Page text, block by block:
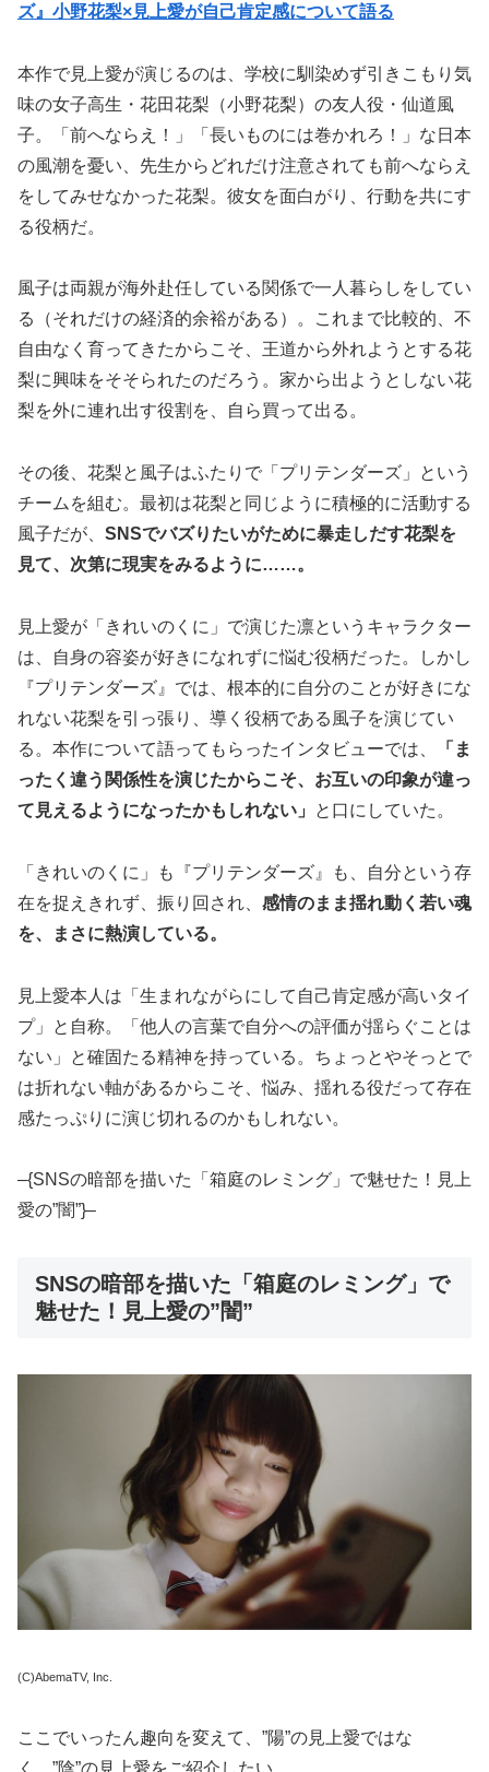
ズ』小野花梨×見上愛が自己肯定感について語る
本作で見上愛が演じるのは、学校に馴染めず引きこもり気
味の女子高生・花田花梨（小野花梨）の友人役・仙道風
子。「前へならえ！」「長いものには巻かれろ！」な日本
の風潮を憂い、先生からどれだけ注意されても前へならえ
をしてみせなかった花梨。彼女を面白がり、行動を共にす
る役柄だ。
風子は両親が海外赴任している関係で一人暮らしをしてい
る（それだけの経済的余裕がある）。これまで比較的、不
自由なく育ってきたからこそ、王道から外れようとする花
梨に興味をそそられたのだろう。家から出ようとしない花
梨を外に連れ出す役割を、自ら買って出る。
その後、花梨と風子はふたりで「プリテンダーズ」という
チームを組む。最初は花梨と同じように積極的に活動する
風子だが、 SNSでバズりたいがために暴走しだす花梨を
見て、次第に現実をみるように……。
見上愛が「きれいのくに」で演じた凛というキャラクター
は、自身の容姿が好きになれずに悩む役柄だった。しかし
『プリテンダーズ』では、根本的に自分のことが好きにな
れない花梨を引っ張り、導く役柄である風子を演じてい
る。本作について語ってもらったインタビューでは、
「ま
ったく違う関係性を演じたからこそ、お互いの印象が違っ
て見えるようになったかもしれない」
と口にしていた。
「きれいのくに」も『プリテンダーズ』も、自分という存
在を捉えきれず、振り回され、 感情のまま揺れ動く若い魂
を、まさに熱演している。
見上愛本人は「生まれながらにして自己肯定感が高いタイ
プ」と自称。「他人の言葉で自分への評価が揺らぐことは
ない」と確固たる精神を持っている。ちょっとやそっとで
は折れない軸があるからこそ、悩み、揺れる役だって存在
感たっぷりに演じ切れるのかもしれない。
–{SNSの暗部を描いた「箱庭のレミング」で魅せた！見上
愛の”闇”}–
SNSの暗部を描いた「箱庭のレミング」で
魅せた！見上愛の”闇”
(C)AbemaTV, Inc.
ここでいったん趣向を変えて、”陽”の見上愛ではな